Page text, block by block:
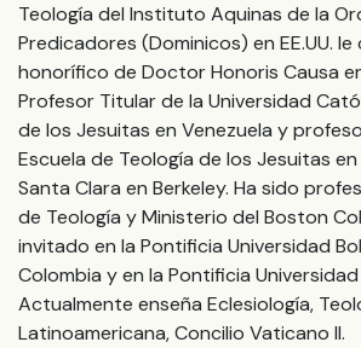
Teología del Instituto Aquinas de la
Predicadores (Dominicos) en EE.UU.
honorífico de Doctor Honoris Causa
Profesor Titular de la Universidad
de los Jesuitas en Venezuela y
Escuela de Teología de los Jesuitas
Santa Clara en Berkeley. Ha sido
de Teología y Ministerio del Boston
invitado en la Pontificia Universidad
Colombia y en la Pontificia
Actualmente enseña Eclesiología,
Latinoamericana, Concilio Vaticano II.